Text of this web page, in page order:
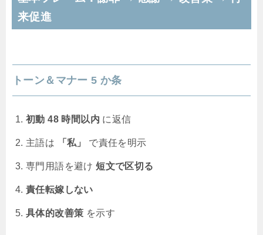
来促進
トーン＆マナー 5 か条
初動 48 時間以内 に返信
主語は 「私」 で責任を明示
専門用語を避け短文で区切る
責任転嫁しない
具体的改善策 を示す